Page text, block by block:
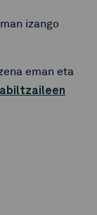
izango
eman eta